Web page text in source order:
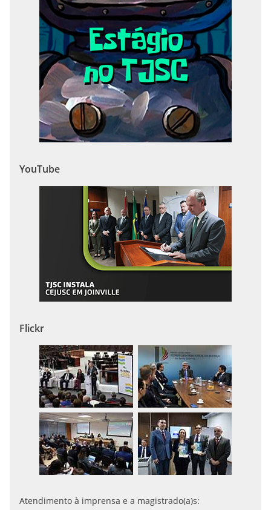
YouTube
Flickr
Atendimento à imprensa e a magistrado(a)s: